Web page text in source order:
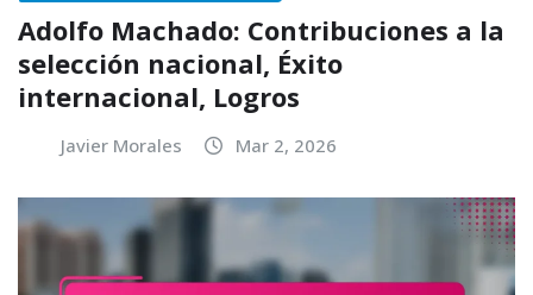
Adolfo Machado: Contribuciones a la
selección nacional, Éxito
internacional, Logros
Javier Morales Mar 2, 2026